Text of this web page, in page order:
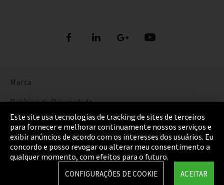
Marca
Política de Privacidade
Cookie Settings
Termos e Condições
Mapa do Site
Este site usa tecnologias de tracking de sites de terceiros
para fornecer e melhorar continuamente nossos serviços e
exibir anúncios de acordo com os interesses dos usuários. Eu
concordo e posso revogar ou alterar meu consentimento a
qualquer momento, com efeitos para o futuro.
ACEITAR
CONFIGURAÇÕES DE COOKIE